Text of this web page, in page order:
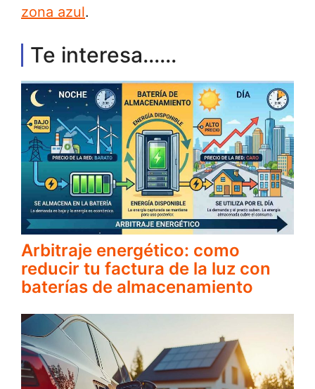
zona azul.
Te interesa......
Arbitraje energético: como
reducir tu factura de la luz con
baterías de almacenamiento